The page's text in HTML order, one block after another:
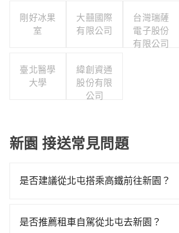
剛好冰果
室
大囍國際
有限公司
台灣瑞薩
電子股份
有限公司
臺北醫學
大學
緯創資通
股份有限
公司
新園 接送常見問題
是否建議從北屯搭乘高鐵前往新園？
06:25一直到23:07，台中-左營一天最
是否推薦租車自駕從北屯去新園？